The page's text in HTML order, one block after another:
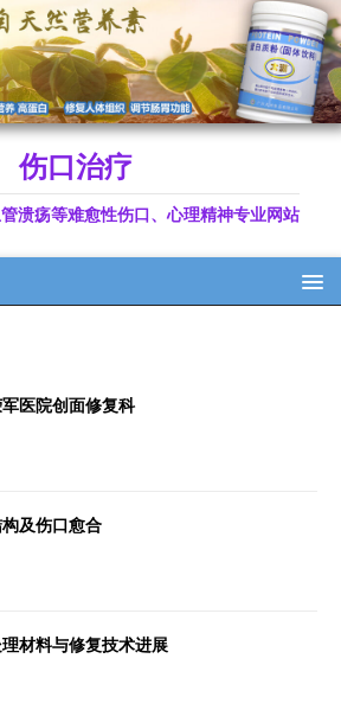
伤口治疗
溃疡等难愈性伤口、心理精神专业网站
医院创面修复科
构及伤口愈合
材料与修复技术进展